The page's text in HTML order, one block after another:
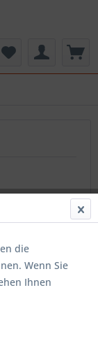
die
Wenn Sie
Ihnen